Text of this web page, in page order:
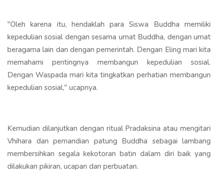
"Oleh karena itu, hendaklah para Siswa Buddha memiliki
kepedulian sosial dengan sesama umat Buddha, dengan umat
beragama lain dan dengan pemerintah. Dengan Eling mari kita
memahami pentingnya membangun kepedulian sosial.
Dengan Waspada mari kita tingkatkan perhatian membangun
kepedulian sosial," ucapnya.
Kemudian dilanjutkan dengan ritual Pradaksina atau mengitari
Vhihara dan pemandian patung Buddha sebagai lambang
membersihkan segala kekotoran batin dalam diri baik yang
dilakukan pikiran, ucapan dan perbuatan.